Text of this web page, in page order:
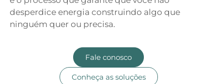
desperdice energia construindo algo que
ninguém quer ou precisa.
Fale conosco
Conheça as soluções